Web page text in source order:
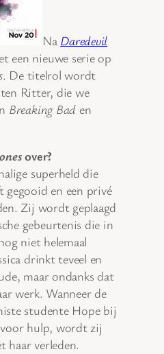
Na Daredevil
een nieuwe serie op
. De titelrol wordt
Ritter, die we
Breaking Bad en
over?
superheld die
gegooid en een privé
Zij wordt geplaagd
gebeurtenis die in
niet helemaal
drinkt teveel en
maar ondanks dat
werk. Wanneer de
studente Hope bij
voor hulp, wordt zij
haar verleden.